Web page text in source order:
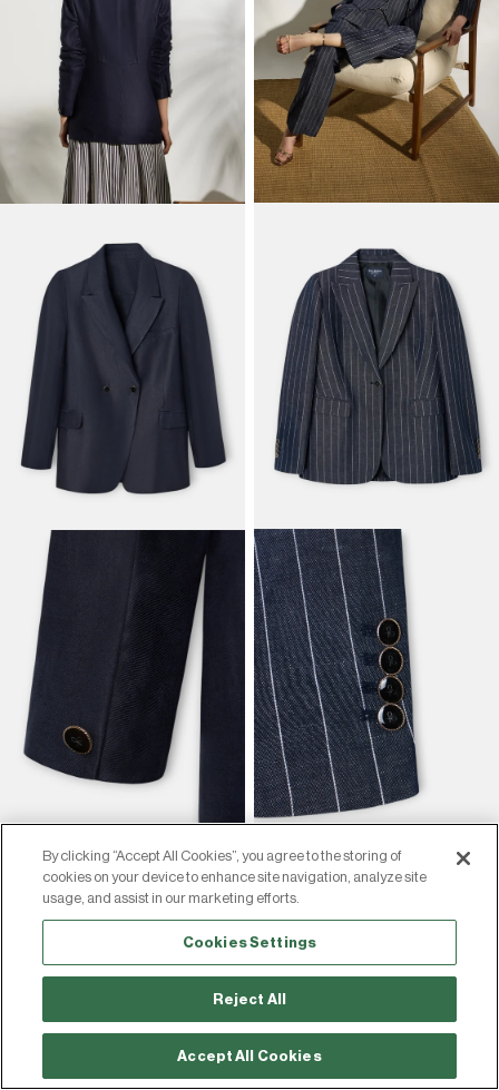
By clicking “Accept All Cookies”, you agree to the storing of
cookies on your device to enhance site navigation, analyze site
usage, and assist in our marketing efforts.
Cookies Settings
Reject All
Accept All Cookies